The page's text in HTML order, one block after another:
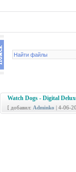
Watch Dogs - Digital
[ добавил: Adminko | 4-06-